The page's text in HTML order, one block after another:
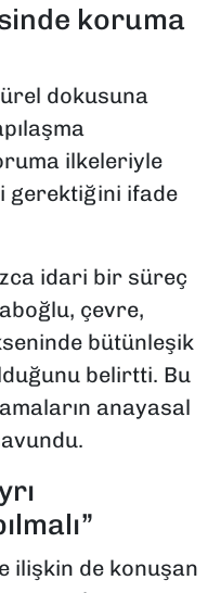
koruma
dokusuna
ilkeleriyle
gerektiğini ifade
idari bir süreç
çevre,
bütünleşik
belirtti. Bu
anayasal
ilişkin de konuşan